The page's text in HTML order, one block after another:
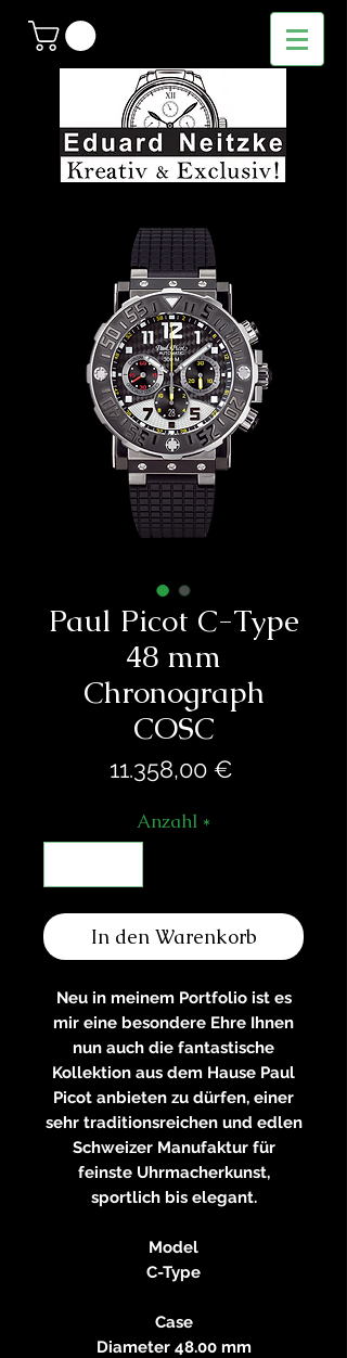
Paul Picot C-Type
48 mm
Chronograph
COSC
11.358,00 €Preis
Anzahl *
In den Warenkorb
Neu in meinem Portfolio ist es
mir eine besondere Ehre Ihnen
nun auch die fantastische
Kollektion aus dem Hause Paul
Picot anbieten zu dürfen, einer
sehr traditionsreichen und edlen
Schweizer Manufaktur für
feinste Uhrmacherkunst,
sportlich bis elegant.
Model
C-Type
Case
Diameter 48.00 mm